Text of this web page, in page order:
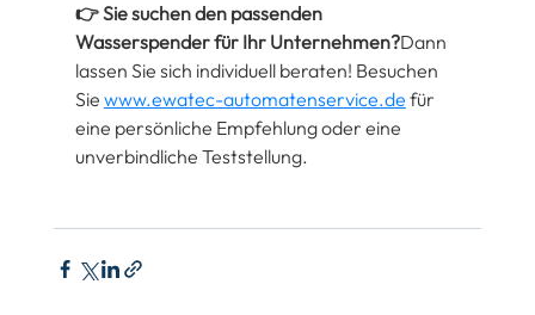
👉 Sie suchen den passenden
Wasserspender für Ihr Unternehmen?Dann
lassen Sie sich individuell beraten! Besuchen
Sie www.ewatec-automatenservice.de für
eine persönliche Empfehlung oder eine
unverbindliche Teststellung.